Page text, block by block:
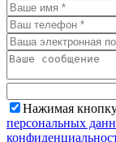
Нажимая
персональных